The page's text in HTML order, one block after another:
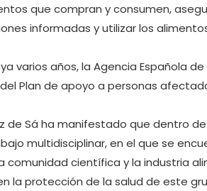
que compran y consumen,
informadas y utilizar los
varios años, la Agencia Española
Plan de apoyo a personas
de Sá ha manifestado que dentro
multidisciplinar, en el que se
comunidad científica y la industria
la protección de la salud de este